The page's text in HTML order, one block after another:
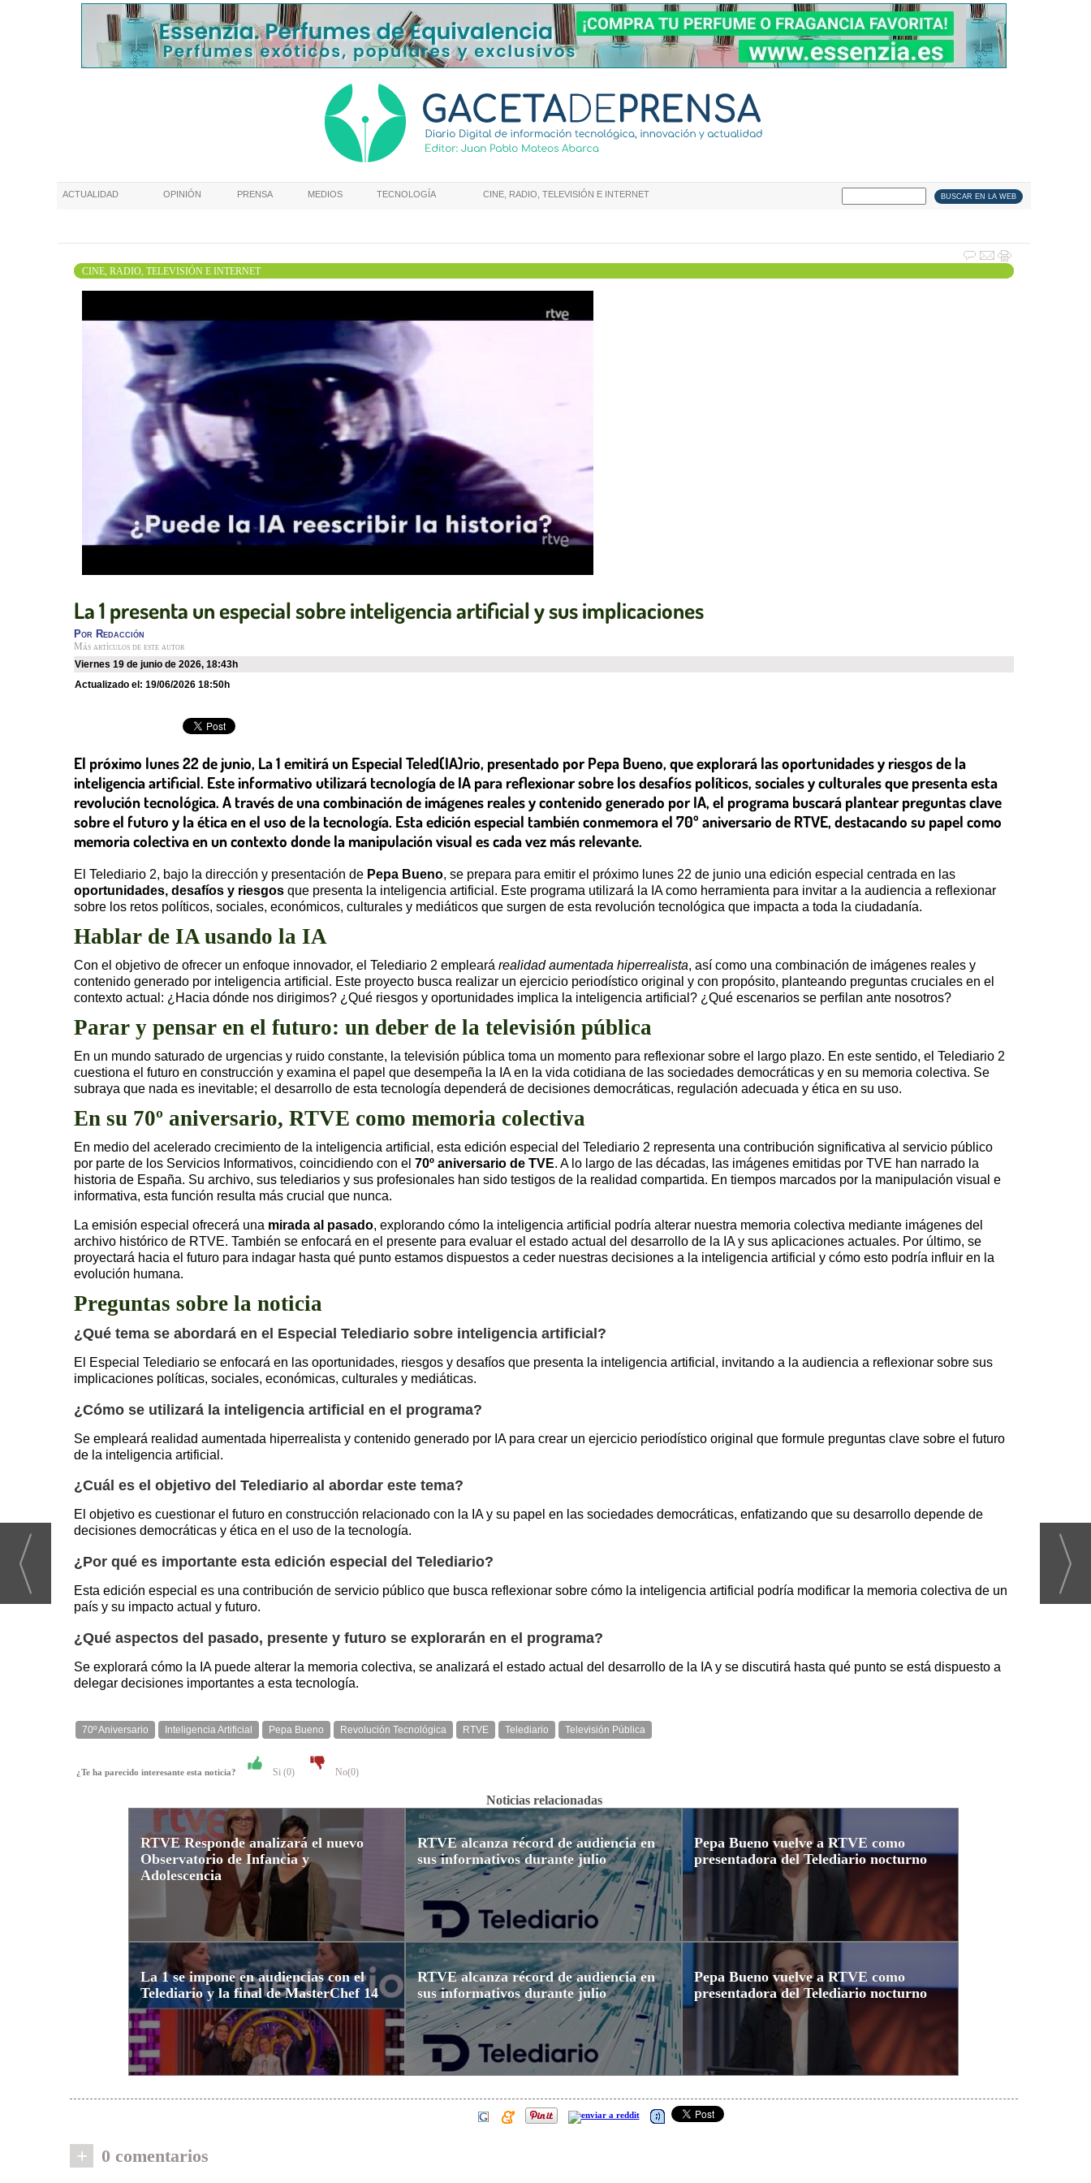
ACTUALIDAD OPINIÓN PRENSA MEDIOS TECNOLOGÍA CINE, RADIO, TELEVISIÓN E INTERNET
CINE, RADIO, TELEVISIÓN E INTERNET
La 1 presenta un especial sobre inteligencia artificial y sus implicaciones
Por Redacción
Más artículos de este autor
viernes 19 de junio de 2026, 18:43h
Actualizado el: 19/06/2026 18:50h
El próximo lunes 22 de junio, La 1 emitirá un Especial Teled(IA)rio, presentado por Pepa Bueno, que explorará las oportunidades y riesgos de la
inteligencia artificial. Este informativo utilizará tecnología de IA para reflexionar sobre los desafíos políticos, sociales y culturales que presenta esta
revolución tecnológica. A través de una combinación de imágenes reales y contenido generado por IA, el programa buscará plantear preguntas clave
sobre el futuro y la ética en el uso de la tecnología. Esta edición especial también conmemora el 70º aniversario de RTVE, destacando su papel como
memoria colectiva en un contexto donde la manipulación visual es cada vez más relevante.
El Telediario 2, bajo la dirección y presentación de Pepa Bueno, se prepara para emitir el próximo lunes 22 de junio una edición especial centrada en las
oportunidades, desafíos y riesgos que presenta la inteligencia artificial. Este programa utilizará la IA como herramienta para invitar a la audiencia a reflexionar
sobre los retos políticos, sociales, económicos, culturales y mediáticos que surgen de esta revolución tecnológica que impacta a toda la ciudadanía.
Hablar de IA usando la IA
Con el objetivo de ofrecer un enfoque innovador, el Telediario 2 empleará realidad aumentada hiperrealista, así como una combinación de imágenes reales y
contenido generado por inteligencia artificial. Este proyecto busca realizar un ejercicio periodístico original y con propósito, planteando preguntas cruciales en el
contexto actual: ¿Hacia dónde nos dirigimos? ¿Qué riesgos y oportunidades implica la inteligencia artificial? ¿Qué escenarios se perfilan ante nosotros?
Parar y pensar en el futuro: un deber de la televisión pública
En un mundo saturado de urgencias y ruido constante, la televisión pública toma un momento para reflexionar sobre el largo plazo. En este sentido, el Telediario 2
cuestiona el futuro en construcción y examina el papel que desempeña la IA en la vida cotidiana de las sociedades democráticas y en su memoria colectiva. Se
subraya que nada es inevitable; el desarrollo de esta tecnología dependerá de decisiones democráticas, regulación adecuada y ética en su uso.
En su 70º aniversario, RTVE como memoria colectiva
En medio del acelerado crecimiento de la inteligencia artificial, esta edición especial del Telediario 2 representa una contribución significativa al servicio público
por parte de los Servicios Informativos, coincidiendo con el 70º aniversario de TVE. A lo largo de las décadas, las imágenes emitidas por TVE han narrado la
historia de España. Su archivo, sus telediarios y sus profesionales han sido testigos de la realidad compartida. En tiempos marcados por la manipulación visual e
informativa, esta función resulta más crucial que nunca.
La emisión especial ofrecerá una mirada al pasado, explorando cómo la inteligencia artificial podría alterar nuestra memoria colectiva mediante imágenes del
archivo histórico de RTVE. También se enfocará en el presente para evaluar el estado actual del desarrollo de la IA y sus aplicaciones actuales. Por último, se
proyectará hacia el futuro para indagar hasta qué punto estamos dispuestos a ceder nuestras decisiones a la inteligencia artificial y cómo esto podría influir en la
evolución humana.
Preguntas sobre la noticia
¿Qué tema se abordará en el Especial Telediario sobre inteligencia artificial?
El Especial Telediario se enfocará en las oportunidades, riesgos y desafíos que presenta la inteligencia artificial, invitando a la audiencia a reflexionar sobre sus
implicaciones políticas, sociales, económicas, culturales y mediáticas.
¿Cómo se utilizará la inteligencia artificial en el programa?
Se empleará realidad aumentada hiperrealista y contenido generado por IA para crear un ejercicio periodístico original que formule preguntas clave sobre el futuro
de la inteligencia artificial.
¿Cuál es el objetivo del Telediario al abordar este tema?
El objetivo es cuestionar el futuro en construcción relacionado con la IA y su papel en las sociedades democráticas, enfatizando que su desarrollo depende de
decisiones democráticas y ética en el uso de la tecnología.
¿Por qué es importante esta edición especial del Telediario?
Esta edición especial es una contribución de servicio público que busca reflexionar sobre cómo la inteligencia artificial podría modificar la memoria colectiva de un
país y su impacto actual y futuro.
¿Qué aspectos del pasado, presente y futuro se explorarán en el programa?
Se explorará cómo la IA puede alterar la memoria colectiva, se analizará el estado actual del desarrollo de la IA y se discutirá hasta qué punto se está dispuesto a
delegar decisiones importantes a esta tecnología.
70º Aniversario Inteligencia Artificial Pepa Bueno Revolución Tecnológica RTVE Telediario Televisión Pública
¿Te ha parecido interesante esta noticia? Si (0) No(0)
Noticias relacionadas
RTVE Responde analizará el nuevo
Observatorio de Infancia y
Adolescencia
La 1 se impone en audiencias con el
Telediario y la final de MasterChef 14
RTVE alcanza récord de audiencia en
sus informativos durante julio
RTVE alcanza récord de audiencia en
sus informativos durante julio
Pepa Bueno vuelve a RTVE como
presentadora del Telediario nocturno
Pepa Bueno vuelve a RTVE como
presentadora del Telediario nocturno
+ 0 comentarios